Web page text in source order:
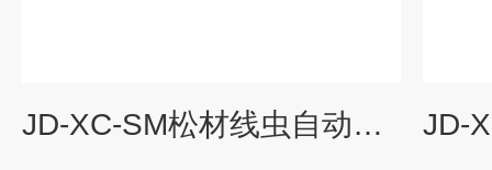
JD-XC-SM松材线虫自动分子检测仪